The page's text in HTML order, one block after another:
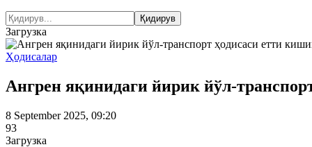
Загрузка
Ҳодисалар
Ангрен яқинидаги йирик йўл-
8 September 2025, 09:20
93
Загрузка